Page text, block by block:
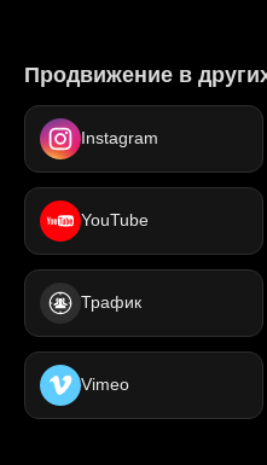
Продвижение в
Instagram
YouTube
Трафик
Vimeo